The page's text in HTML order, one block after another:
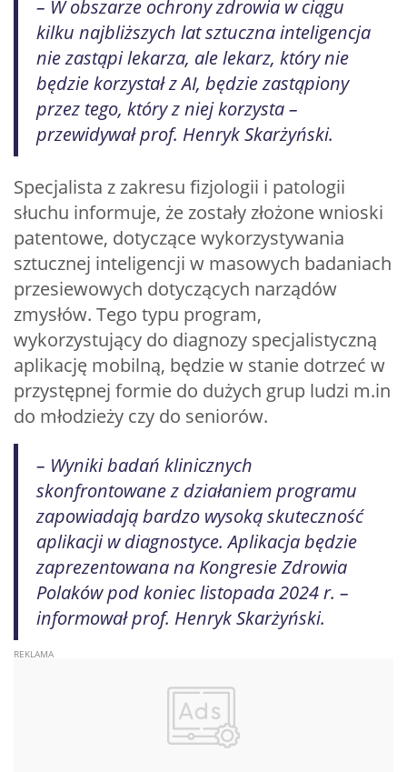
– W obszarze ochrony zdrowia w ciągu
kilku najbliższych lat sztuczna inteligencja
nie zastąpi lekarza, ale lekarz, który nie
będzie korzystał z AI, będzie zastąpiony
przez tego, który z niej korzysta –
przewidywał prof. Henryk Skarżyński.
Specjalista z zakresu fizjologii i patologii
słuchu informuje, że zostały złożone wnioski
patentowe, dotyczące wykorzystywania
sztucznej inteligencji w masowych badaniach
przesiewowych dotyczących narządów
zmysłów. Tego typu program,
wykorzystujący do diagnozy specjalistyczną
aplikację mobilną, będzie w stanie dotrzeć w
przystępnej formie do dużych grup ludzi m.in
do młodzieży czy do seniorów.
– Wyniki badań klinicznych
skonfrontowane z działaniem programu
zapowiadają bardzo wysoką skuteczność
aplikacji w diagnostyce. Aplikacja będzie
zaprezentowana na Kongresie Zdrowia
Polaków pod koniec listopada 2024 r. –
informował prof. Henryk Skarżyński.